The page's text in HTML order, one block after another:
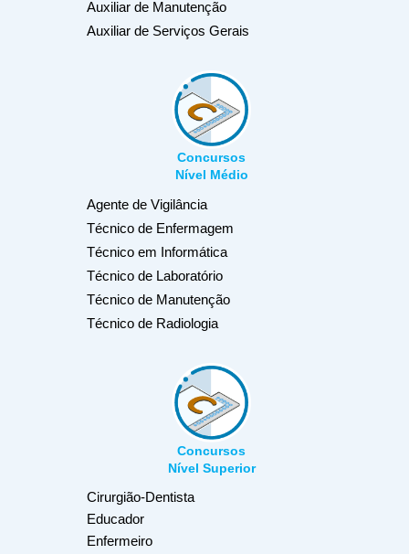
Auxiliar de Manutenção
Auxiliar de Serviços Gerais
Concursos
Nível Médio
Agente de Vigilância
Técnico de Enfermagem
Técnico em Informática
Técnico de Laboratório
Técnico de Manutenção
Técnico de Radiologia
Concursos
Nível Superior
Cirurgião-Dentista
Educador
Enfermeiro